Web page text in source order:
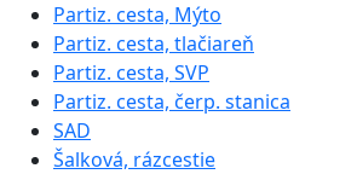
Partiz. cesta, Mýto
Partiz. cesta, tlačiareň
Partiz. cesta, SVP
Partiz. cesta, čerp. stanica
SAD
Šalková, rázcestie